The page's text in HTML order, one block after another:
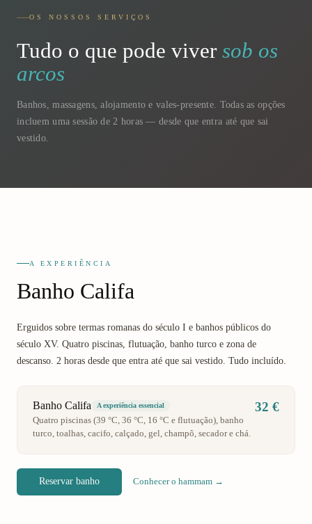
OS NOSSOS SERVIÇOS
Tudo o que pode viver sob os
arcos
Banhos, massagens, alojamento e vales-presente. Todas as opções
incluem uma sessão de 2 horas — desde que entra até que sai
vestido.
A EXPERIÊNCIA
Banho Califa
Erguidos sobre termas romanas do século I e banhos públicos do
século XV. Quatro piscinas, flutuação, banho turco e zona de
descanso. 2 horas desde que entra até que sai vestido. Tudo incluído.
Banho Califa A experiência essencial
Quatro piscinas (39 °C, 36 °C, 16 °C e flutuação), banho
turco, toalhas, cacifo, calçado, gel, champô, secador e chá.
32 €
Reservar banho Conhecer o hammam →